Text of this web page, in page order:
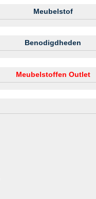
Meubelstof
Benodigdheden
Meubelstoffen Outlet